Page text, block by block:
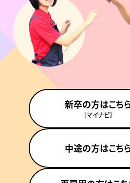
新卒の方はこち
［マイナビ］
中途の方はこち